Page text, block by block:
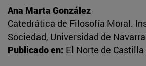
Ana Marta González
Catedrática de Filosofía Moral.
Sociedad, Universidad de Navarra
Publicado en: El Norte de Castilla